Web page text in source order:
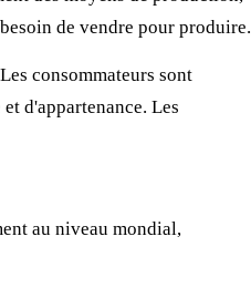
de vendre pour produire.
consommateurs sont
d'appartenance. Les
au niveau mondial,